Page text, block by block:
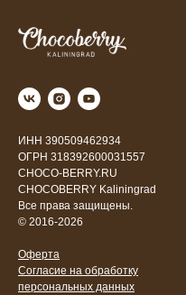
ИНН 390509462934
ОГРН 318392600031557
CHOCO-BERRY.RU
CHOCOBERRY Kaliningrad
Все права защищены.
© 2016-2026
Оферта
Согласие на обработку
персональных данных